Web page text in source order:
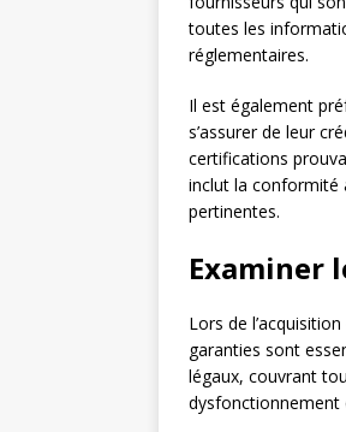
toutes les
réglementaires.
Il est également
s’assurer de leur
certifications
inclut la conformité
pertinentes.
Examiner
Lors de
garanties sont
légaux, couvrant
dysfonctionnement